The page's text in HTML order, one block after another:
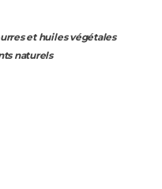
et huiles végétales
naturels